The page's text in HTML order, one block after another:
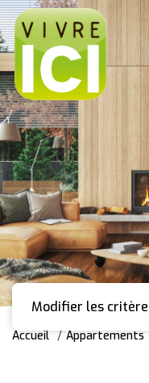
Modifier les
Accueil Appartements